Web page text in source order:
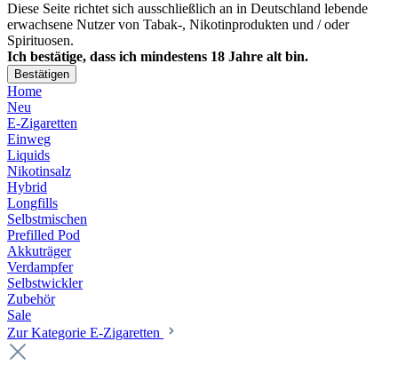
Diese Seite richtet sich ausschließlich an in Deutschland lebende
erwachsene Nutzer von Tabak-, Nikotinprodukten und / oder
Spirituosen.
Ich bestätige, dass ich mindestens 18 Jahre alt bin.
Bestätigen
Home
Neu
E-Zigaretten
Einweg
Liquids
Nikotinsalz
Hybrid
Longfills
Selbstmischen
Prefilled Pod
Akkuträger
Verdampfer
Selbstwickler
Zubehör
Sale
Zur Kategorie E-Zigaretten